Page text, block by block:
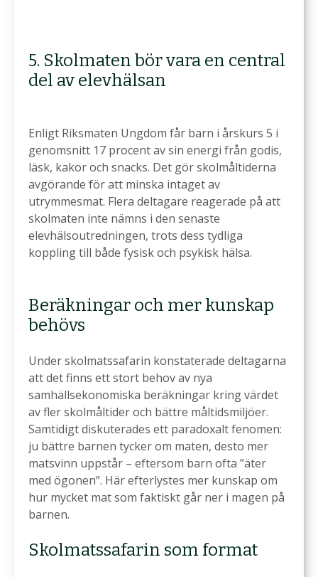
5. Skolmaten bör vara en central
del av elevhälsan
Enligt Riksmaten Ungdom får barn i årskurs 5 i
genomsnitt 17 procent av sin energi från godis,
läsk, kakor och snacks. Det gör skolmåltiderna
avgörande för att minska intaget av
utrymmesmat. Flera deltagare reagerade på att
skolmaten inte nämns i den senaste
elevhälsoutredningen, trots dess tydliga
koppling till både fysisk och psykisk hälsa.
Beräkningar och mer kunskap
behövs
Under skolmatssafarin konstaterade deltagarna
att det finns ett stort behov av nya
samhällsekonomiska beräkningar kring värdet
av fler skolmåltider och bättre måltidsmiljöer.
Samtidigt diskuterades ett paradoxalt fenomen:
ju bättre barnen tycker om maten, desto mer
matsvinn uppstår – eftersom barn ofta ”äter
med ögonen”. Här efterlystes mer kunskap om
hur mycket mat som faktiskt går ner i magen på
barnen.
Skolmatssafarin som format